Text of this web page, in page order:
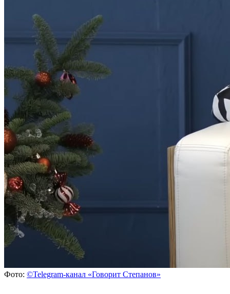
Фото: ©Telegram-канал «Говорит Степанов»